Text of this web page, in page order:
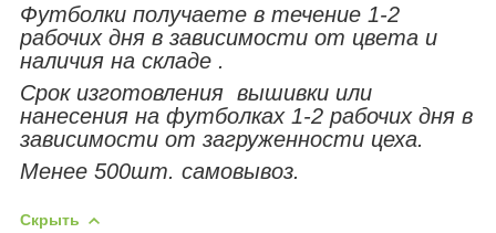
Футболки получаете в течение 1-2
рабочих дня в зависимости от цвета и
наличия на складе .
Срок изготовления вышивки или
нанесения на футболках 1-2 рабочих дня в
зависимости от загруженности цеха.
Менее 500шт. самовывоз.
Скрыть